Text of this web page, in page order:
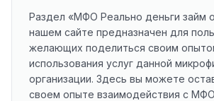
Раздел «МФО Реально деньги займ
нашем сайте предназначен для
желающих поделиться своим
использования услуг данной
организации. Здесь вы можете
своем опыте взаимодействия с